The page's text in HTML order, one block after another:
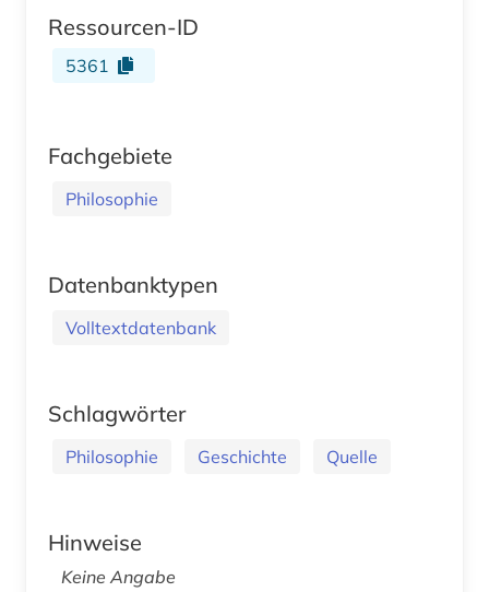
Ressourcen-ID
5361
Fachgebiete
Philosophie
Datenbanktypen
Volltextdatenbank
Schlagwörter
Philosophie Geschichte Quelle
Hinweise
Keine Angabe